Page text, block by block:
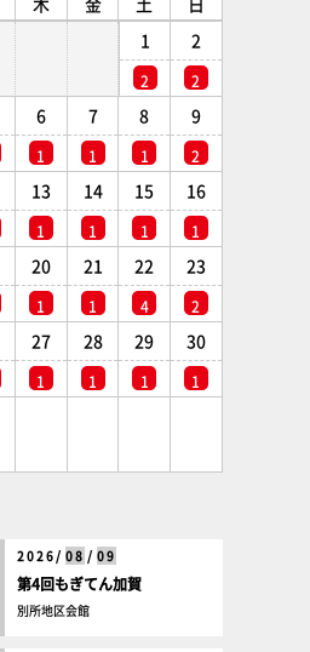
1
2
2
2
6
1
7
1
8
1
9
2
13
1
14
1
15
1
16
1
20
1
21
1
22
4
23
2
27
1
28
1
29
1
30
1
2026/ 08 / 09
第4回もぎてん加賀
別所地区会館